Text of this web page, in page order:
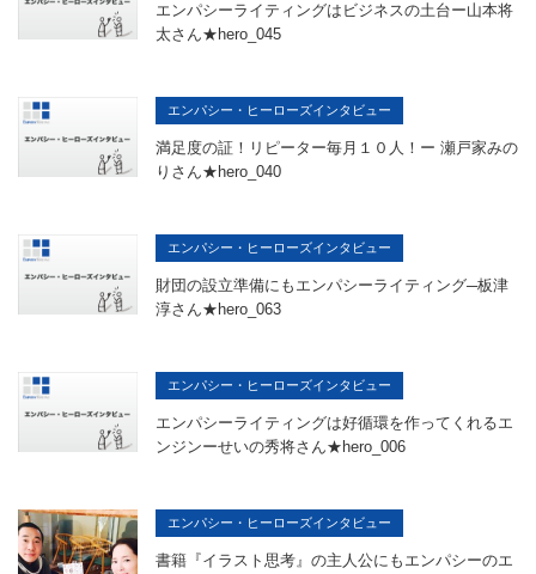
エンパシーライティングはビジネスの土台ー山本将
太さん★hero_045
エンパシー・ヒーローズインタビュー
満足度の証！リピーター毎月１０人！ー 瀬戸家みの
りさん★hero_040
エンパシー・ヒーローズインタビュー
財団の設立準備にもエンパシーライティング─板津
淳さん★hero_063
エンパシー・ヒーローズインタビュー
エンパシーライティングは好循環を作ってくれるエ
ンジンーせいの秀将さん★hero_006
エンパシー・ヒーローズインタビュー
書籍『イラスト思考』の主人公にもエンパシーのエ